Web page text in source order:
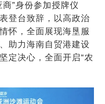
”身份参加授牌仪
登台致辞，以高政治
怀，全面展现海垦服
助力海南自贸港建设
定决心，全面开启“农